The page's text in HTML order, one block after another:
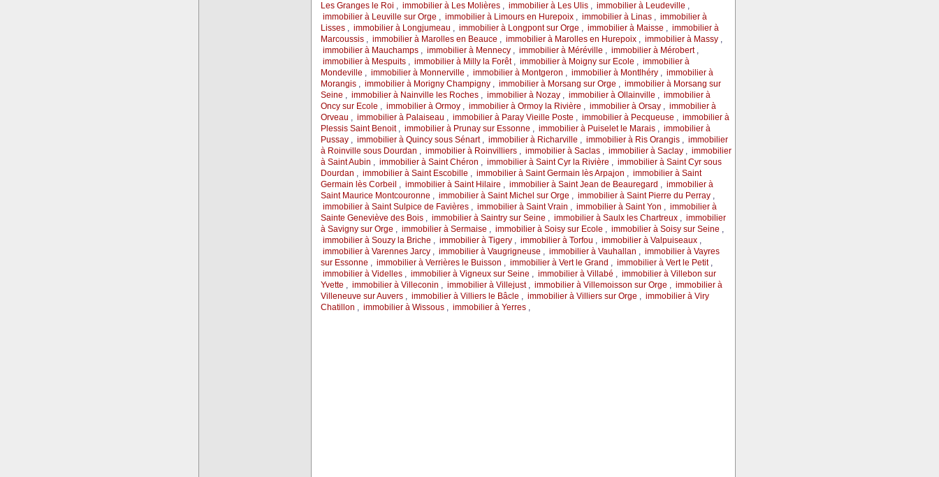
Les Granges le Roi , immobilier à Les Molières , immobilier à Les Ulis , immobilier à Leudeville ,
immobilier à Leuville sur Orge , immobilier à Limours en Hurepoix , immobilier à Linas , immobilier à
Lisses , immobilier à Longjumeau , immobilier à Longpont sur Orge , immobilier à Maisse , immobilier à
Marcoussis , immobilier à Marolles en Beauce , immobilier à Marolles en Hurepoix , immobilier à Massy ,
immobilier à Mauchamps , immobilier à Mennecy , immobilier à Méréville , immobilier à Mérobert ,
immobilier à Mespuits , immobilier à Milly la Forêt , immobilier à Moigny sur Ecole , immobilier à
Mondeville , immobilier à Monnerville , immobilier à Montgeron , immobilier à Montlhéry , immobilier à
Morangis , immobilier à Morigny Champigny , immobilier à Morsang sur Orge , immobilier à Morsang sur
Seine , immobilier à Nainville les Roches , immobilier à Nozay , immobilier à Ollainville , immobilier à
Oncy sur Ecole , immobilier à Ormoy , immobilier à Ormoy la Rivière , immobilier à Orsay , immobilier à
Orveau , immobilier à Palaiseau , immobilier à Paray Vieille Poste , immobilier à Pecqueuse , immobilier à
Plessis Saint Benoit , immobilier à Prunay sur Essonne , immobilier à Puiselet le Marais , immobilier à
Pussay , immobilier à Quincy sous Sénart , immobilier à Richarville , immobilier à Ris Orangis , immobilier
à Roinville sous Dourdan , immobilier à Roinvilliers , immobilier à Saclas , immobilier à Saclay , immobilier
à Saint Aubin , immobilier à Saint Chéron , immobilier à Saint Cyr la Rivière , immobilier à Saint Cyr sous
Dourdan , immobilier à Saint Escobille , immobilier à Saint Germain lès Arpajon , immobilier à Saint
Germain lès Corbeil , immobilier à Saint Hilaire , immobilier à Saint Jean de Beauregard , immobilier à
Saint Maurice Montcouronne , immobilier à Saint Michel sur Orge , immobilier à Saint Pierre du Perray ,
immobilier à Saint Sulpice de Favières , immobilier à Saint Vrain , immobilier à Saint Yon , immobilier à
Sainte Geneviève des Bois , immobilier à Saintry sur Seine , immobilier à Saulx les Chartreux , immobilier
à Savigny sur Orge , immobilier à Sermaise , immobilier à Soisy sur Ecole , immobilier à Soisy sur Seine ,
immobilier à Souzy la Briche , immobilier à Tigery , immobilier à Torfou , immobilier à Valpuiseaux ,
immobilier à Varennes Jarcy , immobilier à Vaugrigneuse , immobilier à Vauhallan , immobilier à Vayres
sur Essonne , immobilier à Verrières le Buisson , immobilier à Vert le Grand , immobilier à Vert le Petit ,
immobilier à Videlles , immobilier à Vigneux sur Seine , immobilier à Villabé , immobilier à Villebon sur
Yvette , immobilier à Villeconin , immobilier à Villejust , immobilier à Villemoisson sur Orge , immobilier à
Villeneuve sur Auvers , immobilier à Villiers le Bâcle , immobilier à Villiers sur Orge , immobilier à Viry
Chatillon , immobilier à Wissous , immobilier à Yerres ,